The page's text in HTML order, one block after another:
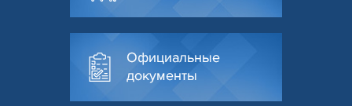
Официальные
документы